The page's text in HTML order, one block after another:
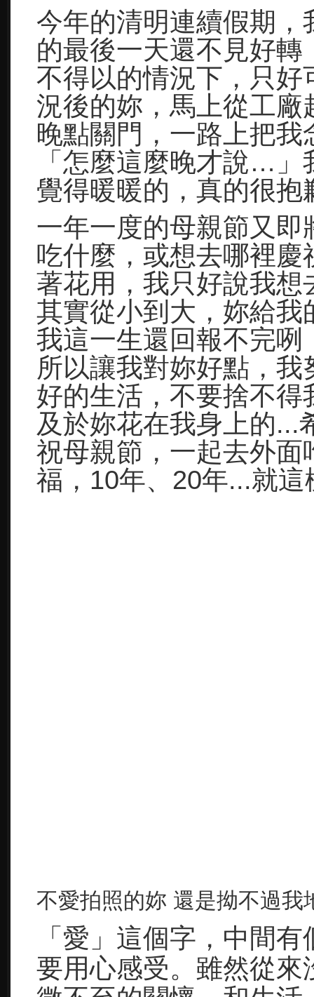
今年的清明連續假期
的最後一天還不見好
不得以的情況下，只
況後的妳，馬上從工
晚點關門，一路上把
「怎麼這麼晚才說…
覺得暖暖的，真的很
一年一度的母親節又
吃什麼，或想去哪裡
著花用，我只好說我
其實從小到大，妳給
我這一生還回報不完咧
所以讓我對妳好點，
好的生活，不要捨不
及於妳花在我身上的...
祝母親節，一起去外
福，10年、20年...就
不愛拍照的妳 還是拗不過我
「愛」這個字，中間
要用心感受。雖然從